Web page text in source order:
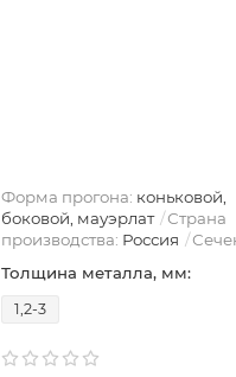
Форма прогона: коньковой,
боковой, мауэрлат
Страна
производства: Россия
Толщина металла, мм:
1,2-3